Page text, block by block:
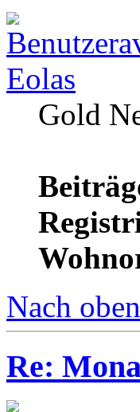
Eolas
Gold
Nach oben
Re: